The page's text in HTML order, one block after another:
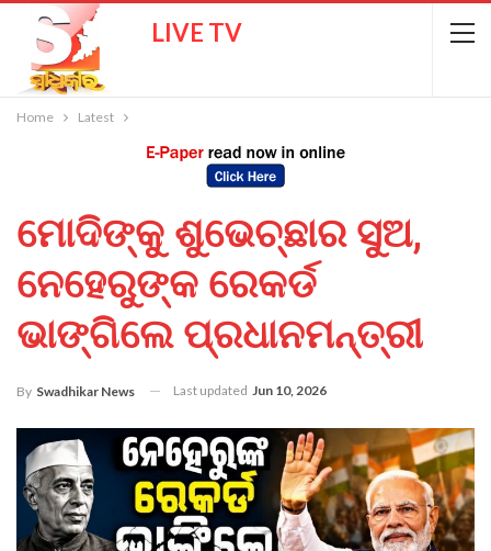
LIVE TV
Home Latest
ମୋଦିଙ୍କୁ ଶୁଭେଚ୍ଛାର ସୁଅ,
ନେହେରୁଙ୍କ ରେକର୍ଡ
ଭାଙ୍ଗିଲେ ପ୍ରଧାନମନ୍ତ୍ରୀ
By Swadhikar News Last updated Jun 10, 2026